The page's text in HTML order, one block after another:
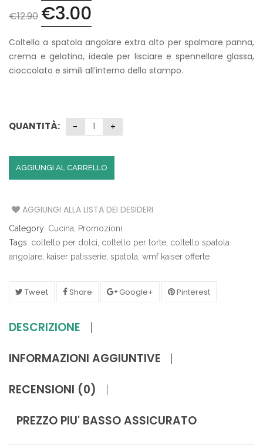
€12.90 Il
prezzo
originale
era:
€12.90.
€3.00
prezzo
attuale
è:
€3.00.
Coltello a spatola angolare extra alto per spalmare panna,
crema e gelatina, ideale per lisciare e spennellare glassa,
cioccolato e simili all’interno dello stampo.
QUANTITÀ:
AGGIUNGI AL CARRELLO
AGGIUNGI ALLA LISTA DEI DESIDERI
Category: Cucina
Promozioni
Tags: coltello per dolci coltello per torte coltello spatola
angolare kaiser patisserie spatola wmf kaiser offerte
Tweet Share Google+ Pinterest
DESCRIZIONE
INFORMAZIONI AGGIUNTIVE
RECENSIONI (0)
PREZZO PIU' BASSO ASSICURATO